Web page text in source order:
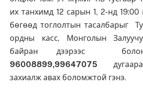
их танхимд 12 сарын 1, 2-нд 19:00
бөгөөд тоглолтын тасалбарыг
ордны касс, Монголын
байран дээрээс
96008899,99647075
захиалж авах боломжтой гэнэ.